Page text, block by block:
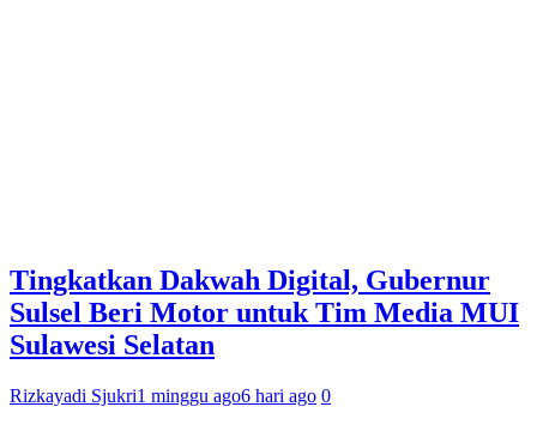
Tingkatkan Dakwah Digital, Gubernur
Sulsel Beri Motor untuk Tim Media MUI
Sulawesi Selatan
Rizkayadi Sjukri1 minggu ago6 hari ago 0